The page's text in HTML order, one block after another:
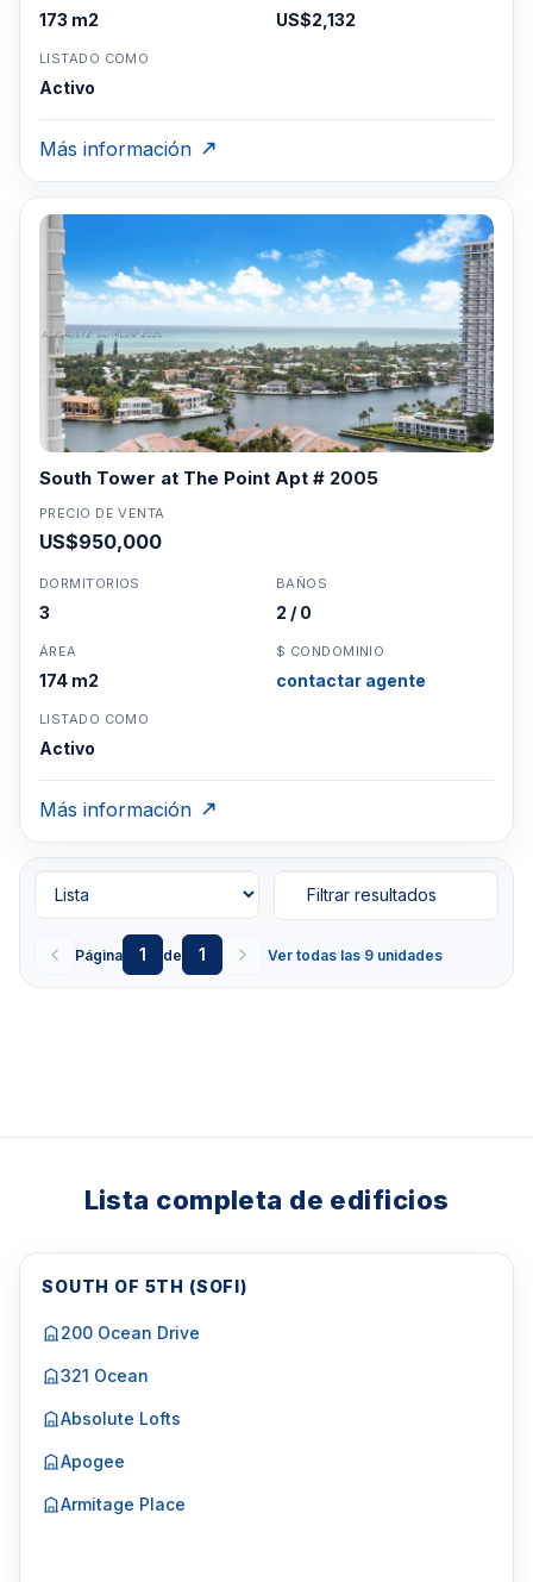
173 m2 US$2,132
LISTADO COMO
Activo
Más información
South Tower at The Point Apt # 2005
PRECIO DE VENTA
US$950,000
DORMITORIOS
3
BAÑOS
2 / 0
ÁREA
174 m2
$ CONDOMINIO
contactar agente
LISTADO COMO
Activo
Más información
Página 1 de 1 Ver todas las 9 unidades
Filtrar resultados
Lista completa de edificios
SOUTH OF 5TH (SOFI)
200 Ocean Drive
321 Ocean
Absolute Lofts
Apogee
Armitage Place